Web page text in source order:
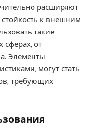
расширяют
к внешним
такие
сферах, от
Элементы,
могут стать
требующих